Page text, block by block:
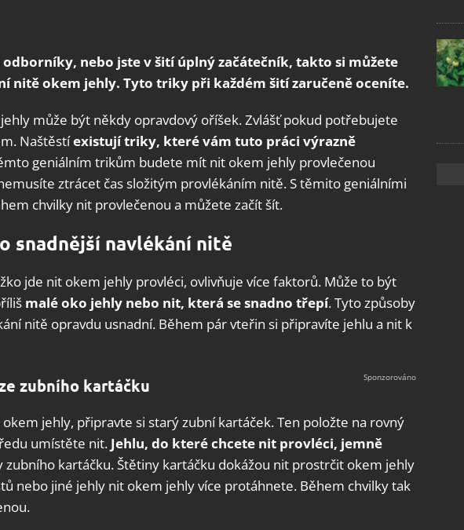
nebo jste v šití úplný začátečník, takto si můžete
nitě okem jehly. Tyto triky při každém šití zaručeně oceníte.
může být někdy opravdový oříšek. Zvlášť pokud potřebujete
Naštěstíexistují triky, které vám tuto práci výrazně
geniálním trikům budete mít nit okem jehly provlečenou
ztrácet čas složitým provlékáním nitě. S těmito geniálními
chvilky nit provlečenou a můžete začít šít.
snadnější navlékání nitě
jde nit okem jehly provléci, ovlivňuje více faktorů. Může to být
malé oko jehly nebo nit, která se snadno třepí. Tyto způsoby
nitě opravdu usnadní. Během pár vteřin si připravíte jehlu a nit k
zubního kartáčku
jehly, připravte si starý zubní kartáček. Ten položte na rovný
umístěte nit. Jehlu, do které chcete nit provléci, jemně
zubního kartáčku. Štětiny kartáčku dokážou nit prostrčit okem jehly
nebo jiné jehly nit okem jehly více protáhnete. Během chvilky tak